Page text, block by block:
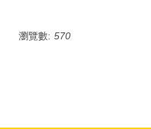
瀏覽數: 570